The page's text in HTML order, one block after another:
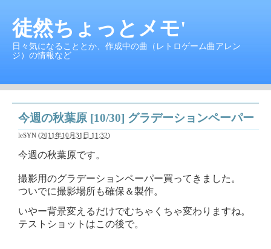
徒然ちょっとメモ'
日々気になることとか、作成中の曲（レトロゲーム曲アレン
ジ）の情報など
今週の秋葉原 [10/30] グラデーションペーパー
leSYN (2011年10月31日 11:32)
今週の秋葉原です。
撮影用のグラデーションペーパー買ってきました。
ついでに撮影場所も確保＆製作。
いやー背景変えるだけでむちゃくちゃ変わりますね。
テストショットはこの後で。